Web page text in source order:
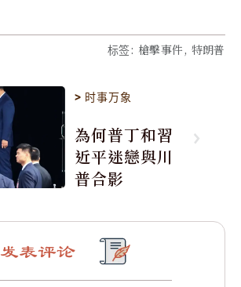
标签: 槍擊事件, 特朗普
> 时事万象
為何普丁和習
近平迷戀與川
普合影
发表评论